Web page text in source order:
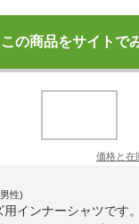
この商品をサイトで
価格と在
性)
用インナーシャツです